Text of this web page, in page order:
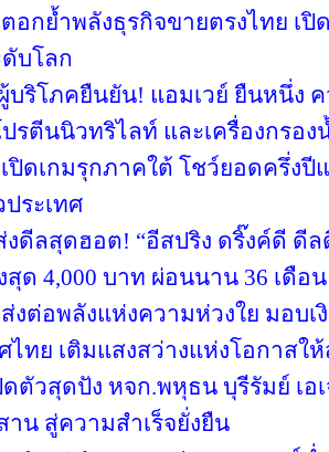
ตอกย้ำพลังธุรกิจขายตรงไทย เ
บโลก
บริโภคยืนยัน! แอมเวย์ ยืนหนึ่ง ค
ปรตีนนิวทริไลท์ และเครื่องกรอง
เปิดเกมรุกภาคใต้ โชว์ยอดครึ่ง
ระเทศ
งดีลสุดฮอต! “อีสปริง ดริ๊งค์ดี ดี
สุด 4,000 บาท ผ่อนนาน 36 เดือน
ส่งต่อพลังแห่งความห่วงใย มอ
ไทย เติมแสงสว่างแห่งโอกาสใ
ดตัวสุดปัง หจก.พหุธน บุรีรัมย์ เอ
น สู่ความสำเร็จยั่งยืน